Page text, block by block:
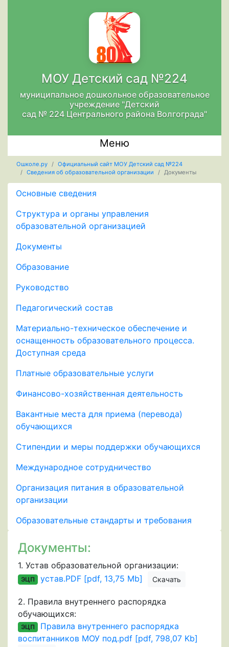
МОУ Детский сад №224
муниципальное дошкольное образовательное
учреждение "Детский
сад № 224 Центрального района Волгограда"
Меню
Ошколе.ру
Официальный сайт МОУ Детский сад №224
Сведения об образовательной организации
Документы
Основные сведения
Структура и органы управления
образовательной организацией
Документы
Образование
Руководство
Педагогический состав
Материально-техническое обеспечение и
оснащенность образовательного процесса.
Доступная среда
Платные образовательные услуги
Финансово-хозяйственная деятельность
Вакантные места для приема (перевода)
обучающихся
Стипендии и меры поддержки обучающихся
Международное сотрудничество
Организация питания в образовательной
организации
Образовательные стандарты и требования
Документы:
1. Устав образовательной организации:
ЭЦП устав.PDF [pdf, 13,75 Mb] Скачать
2. Правила внутреннего распорядка
обучающихся:
ЭЦП
Правила внутреннего распорядка
воспитанников МОУ под.pdf [pdf, 798,07 Kb]